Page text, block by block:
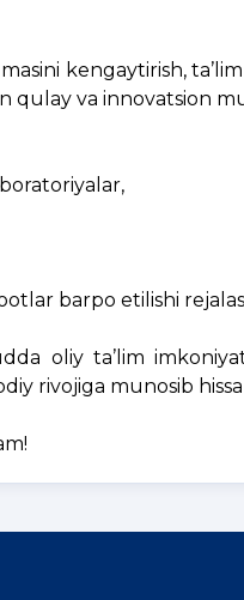
kengaytirish,
qulay va innovatsion
barpo etilishi
oliy ta’lim
rivojiga munosib